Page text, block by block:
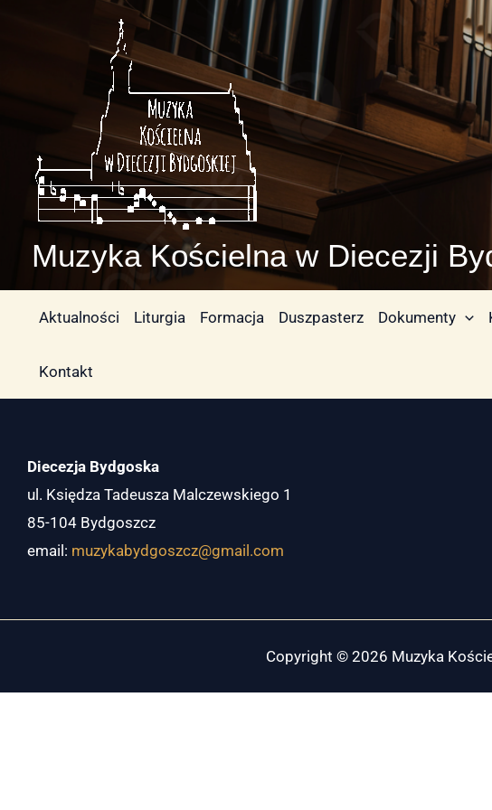
Muzyka Kościelna w Diecezji
Aktualności Liturgia Formacja Duszpasterz Dokumenty
Kontakt
Diecezja Bydgoska
ul. Księdza Tadeusza Malczewskiego 1
85-104 Bydgoszcz
email: muzykabydgoszcz@gmail.com
Copyright © 2026 Muzyka